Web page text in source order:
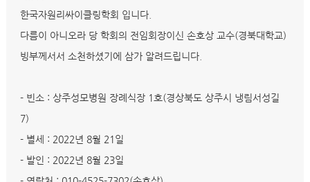
한국자원리싸이클링학회 입니다.
다름이 아니오라 당 학회의 전임회장이신 손호상 교수(경북대학교)
빙부께서서 소천하셨기에 삼가 알려드립니다.
- 빈소 : 상주성모병원 장례식장 1호(경상북도 상주시 냉림서성길
7)
- 별세 : 2022년 8월 21일
- 발인 : 2022년 8월 23일